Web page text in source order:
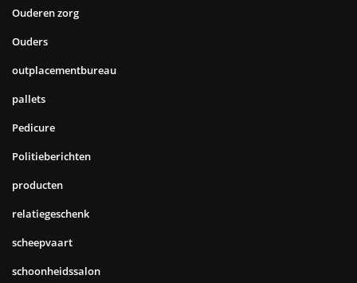
Ouderen zorg
Ouders
outplacementbureau
pallets
Pedicure
Politieberichten
producten
relatiegeschenk
scheepvaart
schoonheidssalon